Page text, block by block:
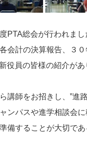
PTA総会が行われまし
会計の決算報告、３
役員の皆様の紹介が
講師をお招きし、”進
ンパスや進学相談会
備することが大切で